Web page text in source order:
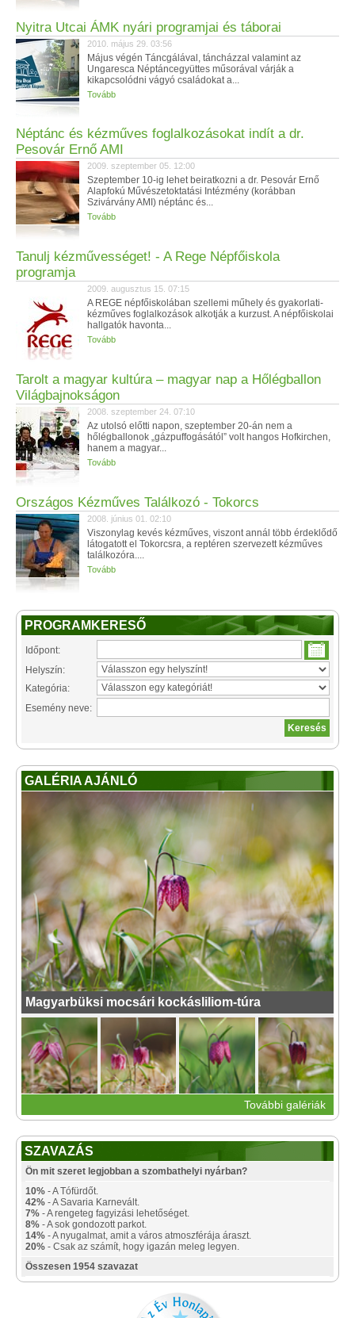
Nyitra Utcai ÁMK nyári programjai és táborai
2010. május 29. 03:56
Május végén Táncgálával, táncházzal valamint az
Ungaresca Néptáncegyüttes műsorával várják a
kikapcsolódni vágyó családokat a...
Tovább
Néptánc és kézműves foglalkozásokat indít a dr.
Pesovár Ernő AMI
2009. szeptember 05. 12:00
Szeptember 10-ig lehet beiratkozni a dr. Pesovár Ernő
Alapfokú Művészetoktatási Intézmény (korábban
Szivárvány AMI) néptánc és...
Tovább
Tanulj kézművességet! - A Rege Népfőiskola
programja
2009. augusztus 15. 07:15
A REGE népfőiskolában szellemi műhely és gyakorlati-
kézműves foglalkozások alkotják a kurzust. A népfőiskolai
hallgatók havonta...
Tovább
Tarolt a magyar kultúra – magyar nap a Hőlégballon
Világbajnokságon
2008. szeptember 24. 07:10
Az utolsó előtti napon, szeptember 20-án nem a
hőlégballonok „gázpuffogásától” volt hangos Hofkirchen,
hanem a magyar...
Tovább
Országos Kézműves Találkozó - Tokorcs
2008. június 01. 02:10
Viszonylag kevés kézműves, viszont annál több érdeklődő
látogatott el Tokorcsra, a reptéren szervezett kézműves
találkozóra....
Tovább
PROGRAMKERESŐ
Időpont:
Helyszín:
Kategória:
Esemény neve:
GALÉRIA AJÁNLÓ
Magyarbüksi mocsári kockásliliom-túra
További galériák
SZAVAZÁS
Ön mit szeret legjobban a szombathelyi nyárban?
10% - A Tófürdőt.
42% - A Savaria Karnevált.
7% - A rengeteg fagyizási lehetőséget.
8% - A sok gondozott parkot.
14% - A nyugalmat, amit a város atmoszférája áraszt.
20% - Csak az számít, hogy igazán meleg legyen.
Összesen 1954 szavazat